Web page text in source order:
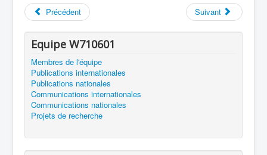
Précédent Suivant
Equipe W710601
Membres de l'équipe
Publications internationales
Publications nationales
Communications internationales
Communications nationales
Projets de recherche